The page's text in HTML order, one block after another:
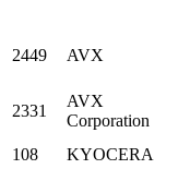
2449 AVX
2331
AVX
Corporation
108 KYOCERA